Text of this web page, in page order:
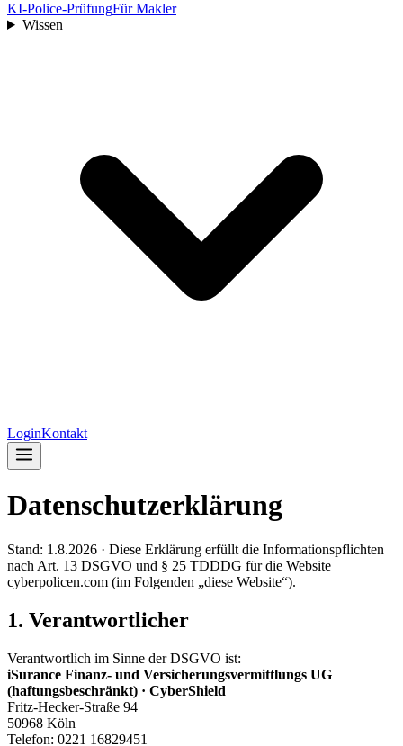
KI-Police-PrüfungFür Makler
Wissen
LoginKontakt
Datenschutzerklärung
Stand: 1.8.2026 · Diese Erklärung erfüllt die Informationspflichten
nach Art. 13 DSGVO und § 25 TDDDG für die Website
cyberpolicen.com (im Folgenden „diese Website“).
1. Verantwortlicher
Verantwortlich im Sinne der DSGVO ist:
iSurance Finanz- und Versicherungsvermittlungs UG
(haftungsbeschränkt) · CyberShield
Fritz-Hecker-Straße 94
50968 Köln
Telefon: 0221 16829451